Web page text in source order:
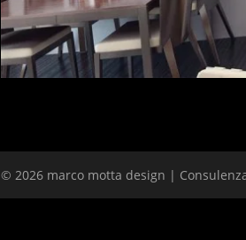
© 2026 marco motta design |